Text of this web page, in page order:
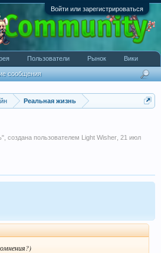
Войти или зарегистрироваться
Реальная жизнь
", создана пользователем Light Wisher 21 июл
сообщения
Пользователи Рынок Вики